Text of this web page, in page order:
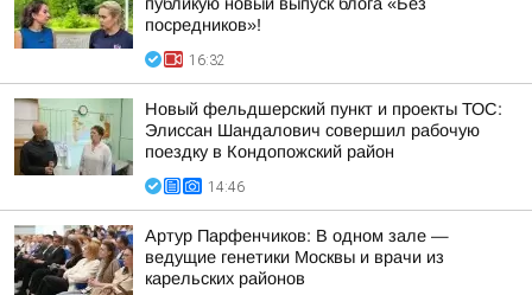
посредников»!
16:32
Новый фельдшерский пункт и проекты ТОС:
Элиссан Шандалович совершил рабочую
поездку в Кондопожский район
14:46
Артур Парфенчиков: В одном зале —
ведущие генетики Москвы и врачи из
карельских районов